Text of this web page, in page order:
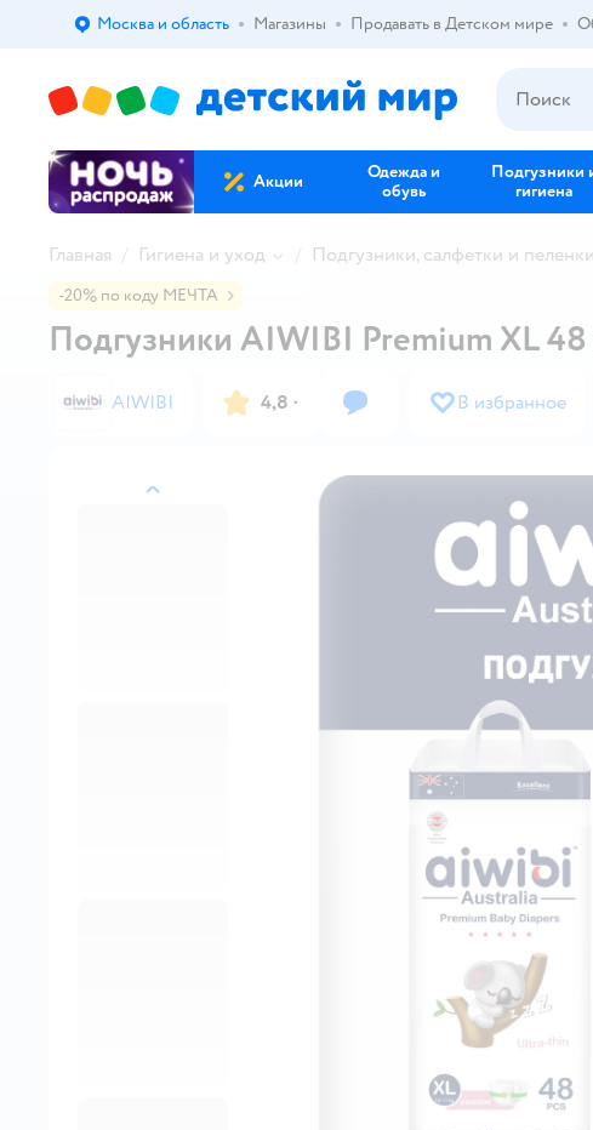
Выбор адреса доставки.
Москва и область Магазины Продавать в Детском мире
Акции
Одежда и
обувь
Подгузники
гигиена
Главная Гигиена и уход Подгузники, салфетки и пеленки
назад
-20% по коду МЕЧТА
Подгузники AIWIBI Premium XL 48
AIWIBI 4,8 · В избранное